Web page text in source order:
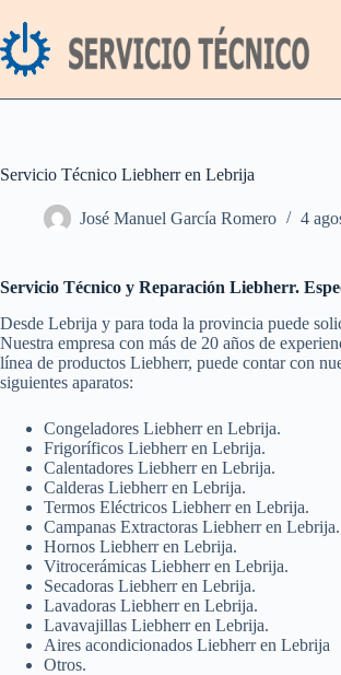
al
contenido
Servicio Técnico Liebherr en Lebrija
José Manuel García Romero 4
Servicio Técnico y Reparación Liebherr.
Desde Lebrija y para toda la provincia puede
Nuestra empresa con más de 20 años de
línea de productos Liebherr, puede contar con
siguientes aparatos:
Congeladores Liebherr en Lebrija.
Frigoríficos Liebherr en Lebrija.
Calentadores Liebherr en Lebrija.
Calderas Liebherr en Lebrija.
Termos Eléctricos Liebherr en Lebrija.
Campanas Extractoras Liebherr en Lebrija.
Hornos Liebherr en Lebrija.
Vitrocerámicas Liebherr en Lebrija.
Secadoras Liebherr en Lebrija.
Lavadoras Liebherr en Lebrija.
Lavavajillas Liebherr en Lebrija.
Aires acondicionados Liebherr en Lebrija
Otros.